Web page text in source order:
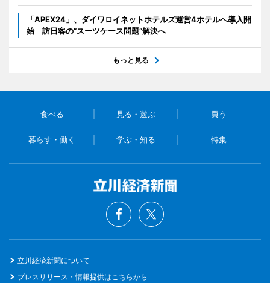
「APEX24」、ダイワロイネットホテルズ運営4ホテルへ導入開
始 訪日客の“スーツケース問題”解決へ
もっと見る
食べる 見る・遊ぶ 買う
暮らす・働く 学ぶ・知る 特集
立川経済新聞について
プレスリリース・情報提供はこちらから